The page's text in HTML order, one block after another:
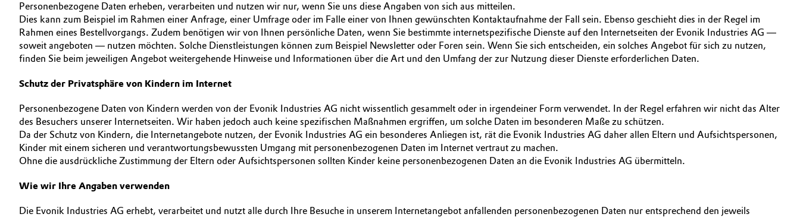
Personenbezogene Daten erheben, verarbeiten und nutzen wir nur, wenn Sie uns diese Angaben von sich aus mitteilen.
Dies kann zum Beispiel im Rahmen einer Anfrage, einer Umfrage oder im Falle einer von Ihnen gewünschten Kontaktaufnahme der Fall sein. Ebenso geschieht dies in der Regel im
Rahmen eines Bestellvorgangs. Zudem benötigen wir von Ihnen persönliche Daten, wenn Sie bestimmte internetspezifische Dienste auf den Internetseiten der Evonik Industries AG —
soweit angeboten — nutzen möchten. Solche Dienstleistungen können zum Beispiel Newsletter oder Foren sein. Wenn Sie sich entscheiden, ein solches Angebot für sich zu nutzen,
finden Sie beim jeweiligen Angebot weitergehende Hinweise und Informationen über die Art und den Umfang der zur Nutzung dieser Dienste erforderlichen Daten.
Schutz der Privatsphäre von Kindern im Internet
Personenbezogene Daten von Kindern werden von der Evonik Industries AG nicht wissentlich gesammelt oder in irgendeiner Form verwendet. In der Regel erfahren wir nicht das Alter
des Besuchers unserer Internetseiten. Wir haben jedoch auch keine spezifischen Maßnahmen ergriffen, um solche Daten im besonderen Maße zu schützen.
Da der Schutz von Kindern, die Internetangebote nutzen, der Evonik Industries AG ein besonderes Anliegen ist, rät die Evonik Industries AG daher allen Eltern und Aufsichtspersonen,
Kinder mit einem sicheren und verantwortungsbewussten Umgang mit personenbezogenen Daten im Internet vertraut zu machen.
Ohne die ausdrückliche Zustimmung der Eltern oder Aufsichtspersonen sollten Kinder keine personenbezogenen Daten an die Evonik Industries AG übermitteln.
Wie wir Ihre Angaben verwenden
Die Evonik Industries AG erhebt, verarbeitet und nutzt alle durch Ihre Besuche in unserem Internetangebot anfallenden personenbezogenen Daten nur entsprechend den jeweils